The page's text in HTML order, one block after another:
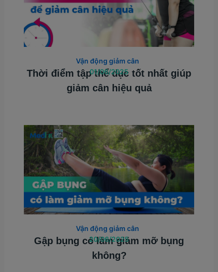
Thời điểm tập thể dục tốt nhất giúp
giảm cân hiệu quả
Vận động giảm cân
01/06/2025
Gập bụng có làm giảm mỡ bụng
không?
Vận động giảm cân
20/06/2025